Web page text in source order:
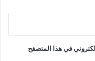
في هذا المتصفح